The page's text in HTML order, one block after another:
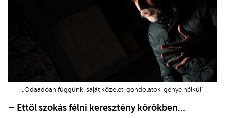
„Odaadóan függünk, saját közéleti gondolatok igénye nélkül”
– Ettől szokás félni keresztény körökben…